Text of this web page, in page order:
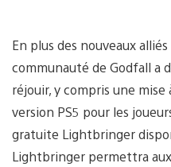
En plus des nouveaux
communauté de Godfall a
réjouir, y compris une
version PS5 pour les
gratuite Lightbringer
Lightbringer permettra